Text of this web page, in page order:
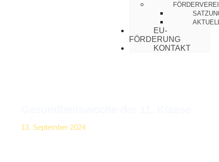
EU-
FÖRDERUNG
KONTAKT
13. September 2024